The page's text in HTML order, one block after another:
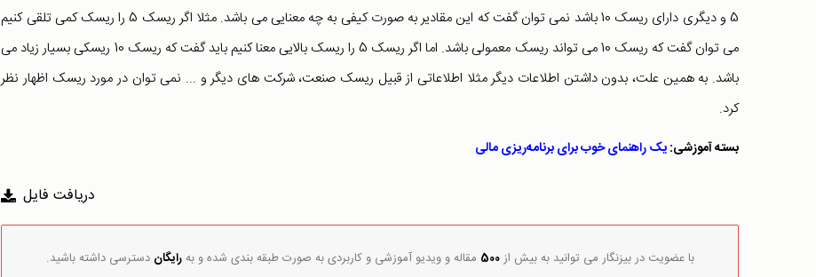
5 و دیگری دارای ریسک 10 باشد نمی توان گفت که این مقادیر به صورت کیفی به چه معنایی می باشد. مثلا اگر ریسک 5 را ریسک کمی تلقی کنیم
می توان گفت که ریسک 10 می تواند ریسک معمولی باشد. اما اگر ریسک 5 را ریسک بالایی معنا کنیم باید گفت که ریسک 10 ریسکی بسیار زیاد می
باشد. به همین علت، بدون داشتن اطلاعات دیگر مثلا اطلاعاتی از قبیل ریسک صنعت، شرکت های دیگر و ... نمی توان در مورد ریسک اظهار نظر
کرد.
بسته آموزشی:یک راهنمای خوب برای برنامه‌ریزی مالی
دریافت فایل
با عضویت در بیزنگار می توانید به بیش از500 مقاله و ویدیو آموزشی و کاربردی به صورت طبقه بندی شده و بهرایگان دسترسی داشته باشید.